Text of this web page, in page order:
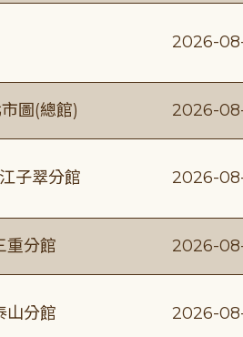
2026-
圖(總館) 2026-
子翠分館 2026-
重分館 2026-
山分館 2026-